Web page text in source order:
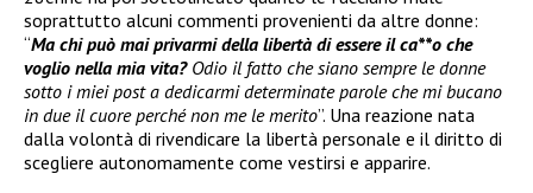
soprattutto alcuni commenti provenienti da altre donne:
“Ma chi può mai privarmi della libertà di essere il ca**o che
voglio nella mia vita? Odio il fatto che siano sempre le donne
sotto i miei post a dedicarmi determinate parole che mi bucano
in due il cuore perché non me le merito”. Una reazione nata
dalla volontà di rivendicare la libertà personale e il diritto di
scegliere autonomamente come vestirsi e apparire.